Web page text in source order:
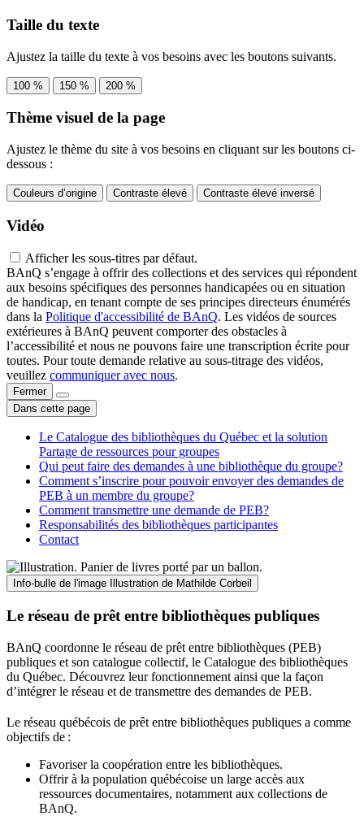
Taille du texte
Ajustez la taille du texte à vos besoins avec les boutons suivants.
100 % 150 % 200 %
Thème visuel de la page
Ajustez le thème du site à vos besoins en cliquant sur les boutons ci-
dessous :
Couleurs d’origine Contraste élevé Contraste élevé inversé
Vidéo
Afficher les sous-titres par défaut.
BAnQ s’engage à offrir des collections et des services qui répondent
aux besoins spécifiques des personnes handicapées ou en situation
de handicap, en tenant compte de ses principes directeurs énumérés
dans la Politique d'accessibilité de BAnQ. Les vidéos de sources
extérieures à BAnQ peuvent comporter des obstacles à
l’accessibilité et nous ne pouvons faire une transcription écrite pour
toutes. Pour toute demande relative au sous-titrage des vidéos,
veuillez communiquer avec nous.
Fermer
Dans cette page
Le Catalogue des bibliothèques du Québec et la solution
Partage de ressources pour groupes
Qui peut faire des demandes à une bibliothèque du groupe?
Comment s’inscrire pour pouvoir envoyer des demandes de
PEB à un membre du groupe?
Comment transmettre une demande de PEB?
Responsabilités des bibliothèques participantes
Contact
Info-bulle de l'image Illustration de Mathilde Corbeil
Le réseau de prêt entre bibliothèques publiques
BAnQ coordonne le réseau de prêt entre bibliothèques (PEB)
publiques et son catalogue collectif, le Catalogue des bibliothèques
du Québec. Découvrez leur fonctionnement ainsi que la façon
d’intégrer le réseau et de transmettre des demandes de PEB.
Le réseau québécois de prêt entre bibliothèques publiques a comme
objectifs de :
Favoriser la coopération entre les bibliothèques.
Offrir à la population québécoise un large accès aux
ressources documentaires, notamment aux collections de
BAnQ.